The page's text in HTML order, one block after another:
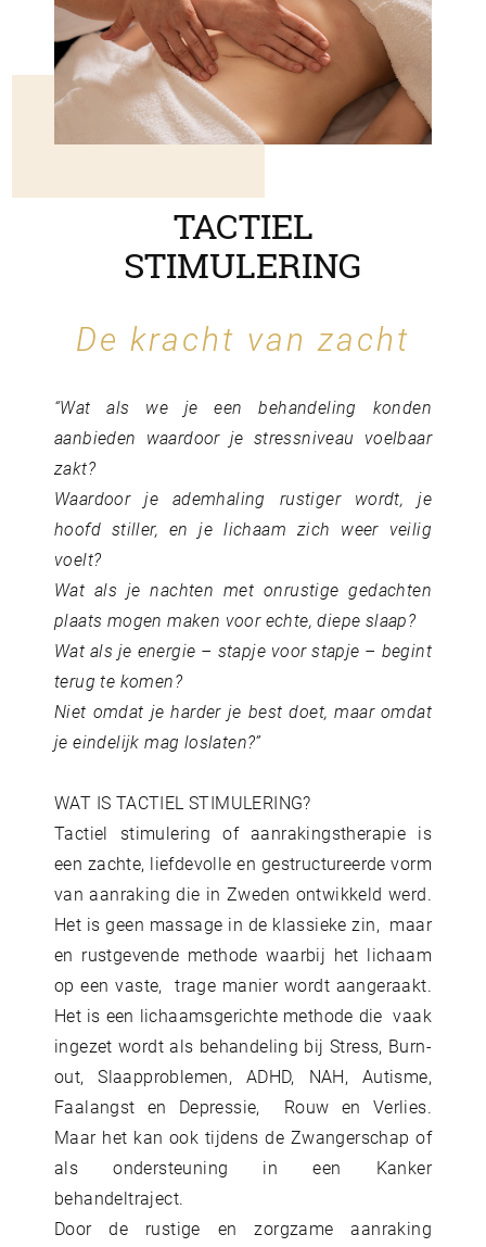
TACTIEL
STIMULERING
De kracht van zacht
“Wat als we je een behandeling konden
aanbieden waardoor je stressniveau voelbaar
zakt?
Waardoor je ademhaling rustiger wordt, je
hoofd stiller, en je lichaam zich weer veilig
voelt?
Wat als je nachten met onrustige gedachten
plaats mogen maken voor echte, diepe slaap?
Wat als je energie – stapje voor stapje – begint
terug te komen?
Niet omdat je harder je best doet, maar omdat
je eindelijk mag loslaten?”
WAT IS TACTIEL STIMULERING?
Tactiel stimulering of aanrakingstherapie is
een zachte, liefdevolle en gestructureerde vorm
van aanraking die in Zweden ontwikkeld werd.
Het is geen massage in de klassieke zin, maar
en rustgevende methode waarbij het lichaam
op een vaste, trage manier wordt aangeraakt.
Het is een lichaamsgerichte methode die vaak
ingezet wordt als behandeling bij Stress, Burn-
out, Slaapproblemen, ADHD, NAH, Autisme,
Faalangst en Depressie, Rouw en Verlies.
Maar het kan ook tijdens de Zwangerschap of
als ondersteuning in een Kanker
behandeltraject.
Door de rustige en zorgzame aanraking